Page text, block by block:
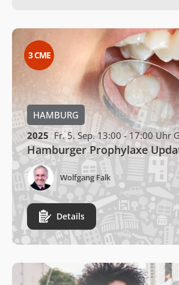
3CME
HAMBURG
2025 Fr. 5. Sep. 13:00 - 17:00 Uhr
Hamburger Prophylaxe
Wolfgang Falk
Details